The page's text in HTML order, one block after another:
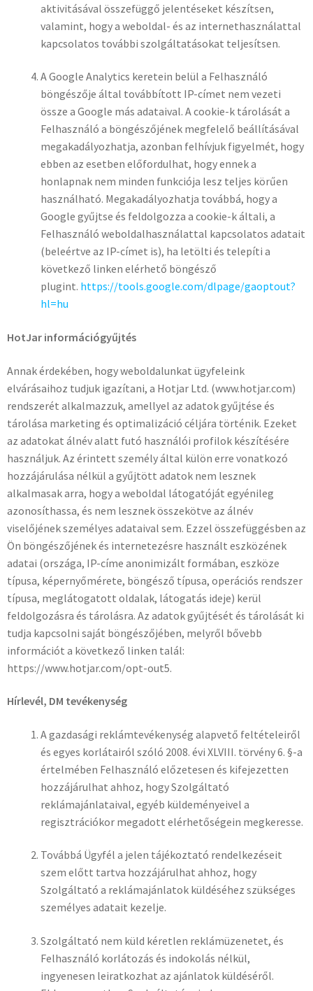
aktivitásával összefüggő jelentéseket készítsen,
valamint, hogy a weboldal- és az internethasználattal
kapcsolatos további szolgáltatásokat teljesítsen.
A Google Analytics keretein belül a Felhasználó
böngészője által továbbított IP-címet nem vezeti
össze a Google más adataival. A cookie-k tárolását a
Felhasználó a böngészőjének megfelelő beállításával
megakadályozhatja, azonban felhívjuk figyelmét, hogy
ebben az esetben előfordulhat, hogy ennek a
honlapnak nem minden funkciója lesz teljes körűen
használható. Megakadályozhatja továbbá, hogy a
Google gyűjtse és feldolgozza a cookie-k általi, a
Felhasználó weboldalhasználattal kapcsolatos adatait
(beleértve az IP-címet is), ha letölti és telepíti a
következő linken elérhető böngésző
plugint. https://tools.google.com/dlpage/gaoptout?
hl=hu
HotJar információgyűjtés
Annak érdekében, hogy weboldalunkat ügyfeleink
elvárásaihoz tudjuk igazítani, a Hotjar Ltd. (www.hotjar.com)
rendszerét alkalmazzuk, amellyel az adatok gyűjtése és
tárolása marketing és optimalizáció céljára történik. Ezeket
az adatokat álnév alatt futó használói profilok készítésére
használjuk. Az érintett személy által külön erre vonatkozó
hozzájárulása nélkül a gyűjtött adatok nem lesznek
alkalmasak arra, hogy a weboldal látogatóját egyénileg
azonosíthassa, és nem lesznek összekötve az álnév
viselőjének személyes adataival sem. Ezzel összefüggésben az
Ön böngészőjének és internetezésre használt eszközének
adatai (országa, IP-címe anonimizált formában, eszköze
típusa, képernyőmérete, böngésző típusa, operációs rendszer
típusa, meglátogatott oldalak, látogatás ideje) kerül
feldolgozásra és tárolásra. Az adatok gyűjtését és tárolását ki
tudja kapcsolni saját böngészőjében, melyről bővebb
információt a következő linken talál:
https://www.hotjar.com/opt-out5.
Hírlevél, DM tevékenység
A gazdasági reklámtevékenység alapvető feltételeiről
és egyes korlátairól szóló 2008. évi XLVIII. törvény 6. §-a
értelmében Felhasználó előzetesen és kifejezetten
hozzájárulhat ahhoz, hogy Szolgáltató
reklámajánlataival, egyéb küldeményeivel a
regisztrációkor megadott elérhetőségein megkeresse.
Továbbá Ügyfél a jelen tájékoztató rendelkezéseit
szem előtt tartva hozzájárulhat ahhoz, hogy
Szolgáltató a reklámajánlatok küldéséhez szükséges
személyes adatait kezelje.
Szolgáltató nem küld kéretlen reklámüzenetet, és
Felhasználó korlátozás és indokolás nélkül,
ingyenesen leiratkozhat az ajánlatok küldéséről.